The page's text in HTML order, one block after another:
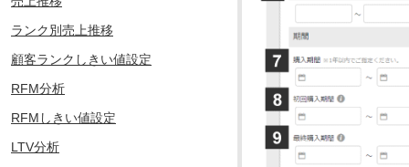
ランク別売上推移
顧客ランクしきい値設定
RFM分析
RFMしきい値設定
LTV分析